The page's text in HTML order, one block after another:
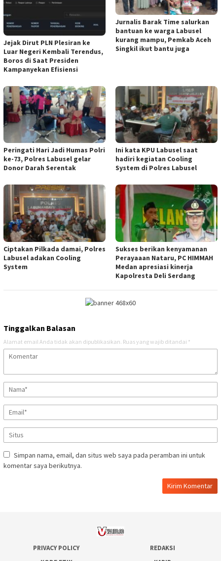
Jejak Dirut PLN Plesiran ke
Luar Negeri Kembali Terendus,
Boros di Saat Presiden
Kampanyekan Efisiensi
Jurnalis Barak Time salurkan
bantuan ke warga Labusel
kurang mampu, Pemkab Aceh
Singkil ikut bantu juga
Peringati Hari Jadi Humas Polri
ke-73, Polres Labusel gelar
Donor Darah Serentak
Ini kata KPU Labusel saat
hadiri kegiatan Cooling
System di Polres Labusel
Ciptakan Pilkada damai, Polres
Labusel adakan Cooling
System
Sukses berikan kenyamanan
Perayaaan Nataru, PC HIMMAH
Medan apresiasi kinerja
Kapolresta Deli Serdang
Tinggalkan Balasan
Alamat email Anda tidak akan dipublikasikan. Ruas yang wajib ditandai *
Simpan nama, email, dan situs web saya pada peramban ini untuk
komentar saya berikutnya.
PRIVACY POLICY
REDAKSI